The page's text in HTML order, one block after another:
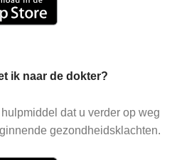
ik naar de dokter?
dat u verder op weg
gezondheidsklachten.